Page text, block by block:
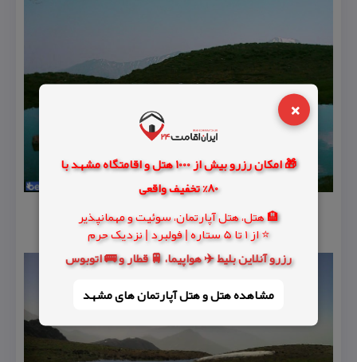
×
🎁 امکان رزرو بیش از 1000 هتل و اقامتگاه مشهد با
80% تخفیف واقعی
🏨 هتل، هتل آپارتمان، سوئیت و مهمانپذیر
⭐ از 1 تا 5 ستاره | فولبرد | نزدیک حرم
رزرو آنلاین بلیط ✈️ هواپیما، 🚆 قطار و 🚌 اتوبوس
مشاهده هتل و هتل‌ آپارتمان های مشهد